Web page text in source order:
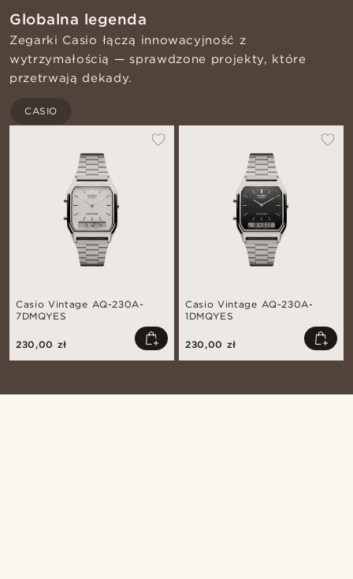
Globalna legenda
Zegarki Casio łączą innowacyjność z
wytrzymałością — sprawdzone projekty, które
przetrwają dekady.
CASIO
Casio Vintage AQ-230A-
7DMQYES
230,00 zł
Casio Vintage AQ-230A-
1DMQYES
230,00 zł